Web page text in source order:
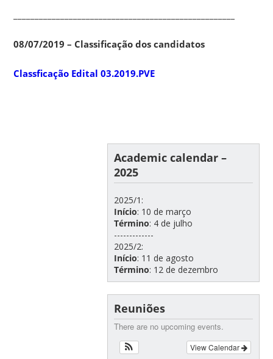
08/07/2019 – Classificação dos candidatos
Classficação Edital 03.2019.PVE
Academic calendar –
2025
2025/1:
Início: 10 de março
Término: 4 de julho
-------------
2025/2:
Início: 11 de agosto
Término: 12 de dezembro
Reuniões
There are no upcoming events.
View Calendar